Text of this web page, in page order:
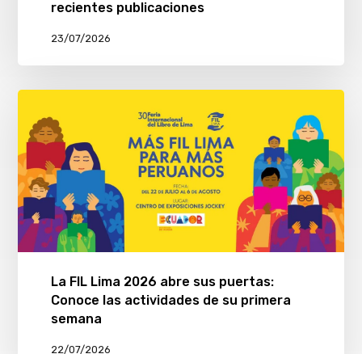
recientes publicaciones
23/07/2026
La FIL Lima 2026 abre sus puertas:
Conoce las actividades de su primera
semana
22/07/2026